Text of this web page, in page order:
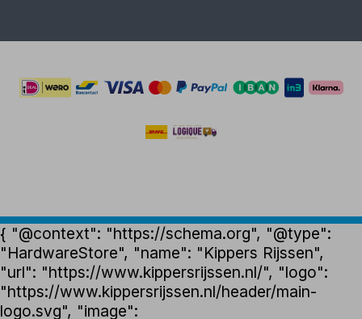
{ "@context": "https://schema.org", "@type":
"HardwareStore", "name": "Kippers Rijssen",
"url": "https://www.kippersrijssen.nl/", "logo":
"https://www.kippersrijssen.nl/header/main-
logo.svg", "image":